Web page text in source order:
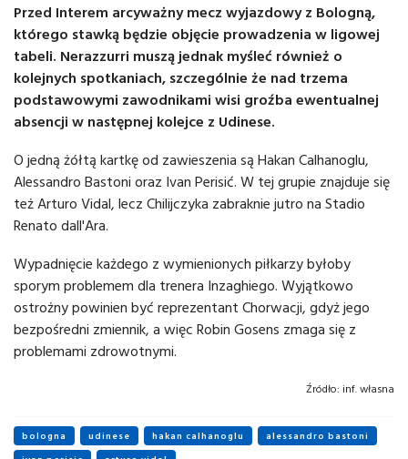
Przed Interem arcyważny mecz wyjazdowy z Bologną,
którego stawką będzie objęcie prowadzenia w ligowej
tabeli. Nerazzurri muszą jednak myśleć również o
kolejnych spotkaniach, szczególnie że nad trzema
podstawowymi zawodnikami wisi groźba ewentualnej
absencji w następnej kolejce z Udinese.
O jedną żółtą kartkę od zawieszenia są Hakan Calhanoglu,
Alessandro Bastoni oraz Ivan Perisić. W tej grupie znajduje się
też Arturo Vidal, lecz Chilijczyka zabraknie jutro na Stadio
Renato dall'Ara.
Wypadnięcie każdego z wymienionych piłkarzy byłoby
sporym problemem dla trenera Inzaghiego. Wyjątkowo
ostrożny powinien być reprezentant Chorwacji, gdyż jego
bezpośredni zmiennik, a więc Robin Gosens zmaga się z
problemami zdrowotnymi.
Źródło: inf. własna
bologna udinese hakan calhanoglu
alessandro bastoni